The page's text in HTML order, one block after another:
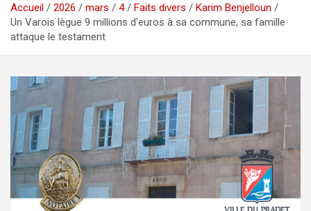
Accueil 2026 mars 4 Faits divers
Karim Benjelloun
Un Varois lègue 9 millions d’euros à sa commune, sa famille
attaque le testament